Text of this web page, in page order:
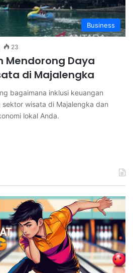
Business
23
Mendorong Daya
di Majalengka
bagaimana inklusi keuangan
wisata di Majalengka dan
lokal Anda.